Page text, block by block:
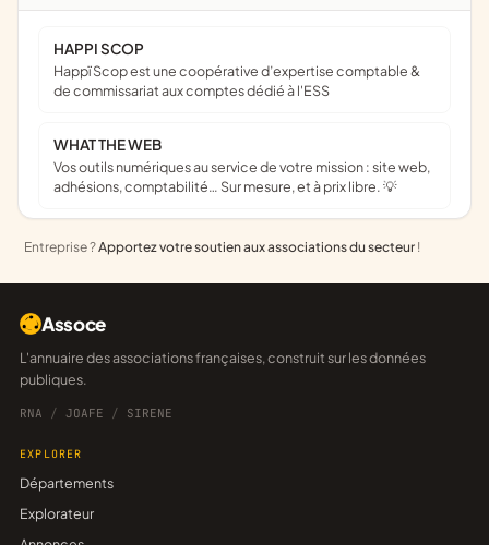
HAPPI SCOP
Happï Scop est une coopérative d’expertise comptable &
de commissariat aux comptes dédié à l'ESS
WHAT THE WEB
Vos outils numériques au service de votre mission : site web,
adhésions, comptabilité… Sur mesure, et à prix libre. 💡
Entreprise ?Apportez votre soutien aux associations du secteur !
Assoce
L'annuaire des associations françaises, construit sur les données
publiques.
RNA / JOAFE / SIRENE
EXPLORER
Départements
Explorateur